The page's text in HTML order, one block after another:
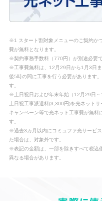
※1 スタート割対象メニューのご契約か
費が無料となります。
※契約事務手数料（770円）が別途必要で
※工事費無料は、12月29日から1月3日
後5時の間に工事を行う必要があります
す。
※土日祝日および年末年始（12月29日～
土日祝工事派遣料(3,300円)を光ネットサ
キャンペーン等で光ネット工事費が無料
す。
※過去3カ月以内にコミュファ光サービ
た場合は、対象外です。
※表記の金額は、一部を除きすべて税込
異なる場合があります。